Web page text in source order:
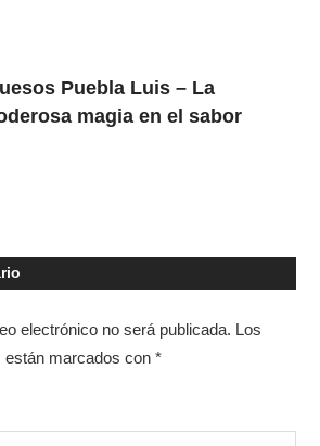
Puebla Luis – La
magia en el sabor
electrónico no será publicada. Los
marcados con *